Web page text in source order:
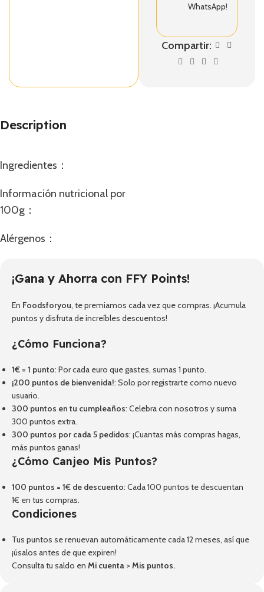
WhatsApp!
Compartir:
Description
Ingredientes：
Información nutricional por
100g：
Alérgenos：
¡Gana y Ahorra con FFY Points!
En Foodsforyou, te premiamos cada vez que compras. ¡Acumula
puntos y disfruta de increíbles descuentos!
¿Cómo Funciona?
1€ = 1 punto: Por cada euro que gastes, sumas 1 punto.
¡200 puntos de bienvenida!: Solo por registrarte como nuevo
usuario.
300 puntos en tu cumpleaños: Celebra con nosotros y suma
300 puntos extra.
300 puntos por cada 5 pedidos: ¡Cuantas más compras hagas,
más puntos ganas!
¿Cómo Canjeo Mis Puntos?
100 puntos = 1€ de descuento: Cada 100 puntos te descuentan
1€ en tus compras.
Condiciones
Tus puntos se renuevan automáticamente cada 12 meses, así que
¡úsalos antes de que expiren!
Consulta tu saldo en Mi cuenta > Mis puntos.